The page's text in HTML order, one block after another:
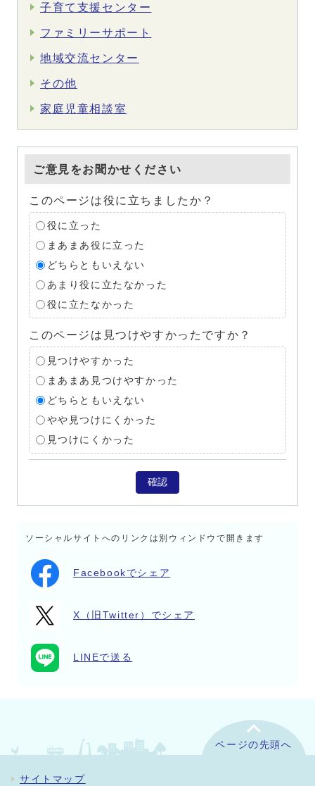
子育て支援センター
ファミリーサポート
地域交流センター
その他
家庭児童相談室
ご意見をお聞かせください
このページは役に立ちましたか？
役に立った
まあまあ役に立った
どちらともいえない
あまり役に立たなかった
役に立たなかった
このページは見つけやすかったですか？
見つけやすかった
まあまあ見つけやすかった
どちらともいえない
やや見つけにくかった
見つけにくかった
確認
ソーシャルサイトへのリンクは別ウィンドウで開きます
Facebookでシェア
X（旧Twitter）でシェア
LINEで送る
ページの先頭へ
サイトマップ